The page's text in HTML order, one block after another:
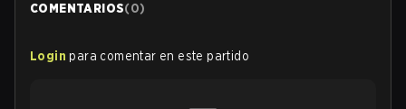
COMENTARIOS(0)
Login para comentar en este partido